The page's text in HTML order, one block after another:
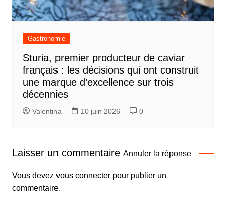
Gastronomie
Sturia, premier producteur de caviar
français : les décisions qui ont construit
une marque d’excellence sur trois
décennies
Valentina 10 juin 2026 0
Laisser un commentaire Annuler la réponse
Vous devez vous connecterpour publier un
commentaire.